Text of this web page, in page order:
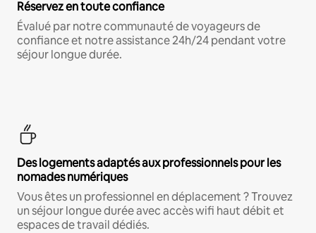
Réservez en toute confiance
Évalué par notre communauté de voyageurs de
confiance et notre assistance 24h/24 pendant votre
séjour longue durée.
Des logements adaptés aux professionnels pour les
nomades numériques
Vous êtes un professionnel en déplacement ? Trouvez
un séjour longue durée avec accès wifi haut débit et
espaces de travail dédiés.